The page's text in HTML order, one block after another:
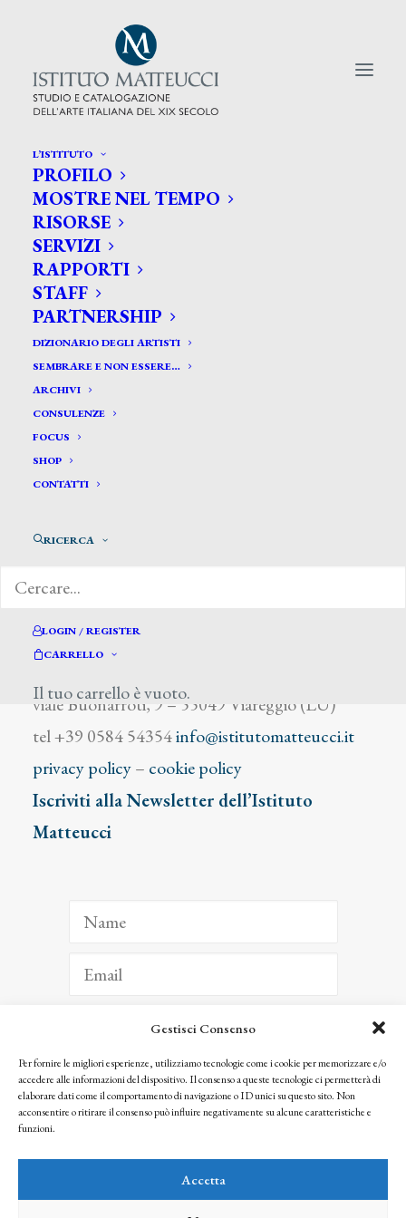
Gestisci Consenso
Per fornire le migliori esperienze, utilizziamo tecnologie come i cookie per memorizzare e/o
accedere alle informazioni del dispositivo. Il consenso a queste tecnologie ci permetterà di
elaborare dati come il comportamento di navigazione o ID unici su questo sito. Non
acconsentire o ritirare il consenso può influire negativamente su alcune caratteristiche e
funzioni.
Accetta
L’ISTITUTO
PROFILO
MOSTRE NEL TEMPO
RISORSE
SERVIZI
RAPPORTI
STAFF
PARTNERSHIP
DIZIONARIO DEGLI ARTISTI
SEMBRARE E NON ESSERE…
ARCHIVI
CONSULENZE
FOCUS
SHOP
CONTATTI
RICERCA
LOGIN / REGISTER
CARRELLO
Il tuo carrello è vuoto.
CERCA TRA GLI ARTISTI:
Search
for:
Juon D.
viale Buonarroti, 9 – 55049 Viareggio (LU)
tel +39 0584 54354info@istitutomatteucci.it
privacy policy– cookie policy
Iscriviti alla Newsletter dell’Istituto
Matteucci
ISCRIVITI
Facendo clic per iscriverti, riconosci che le tue informazioni saranno trattate
seguendo la nostra Privacy Policy
© 2025 Istituto Matteucci. All right reserved
l’autorizzazione scritta dei proprietari dei diritti e dell’Istituto Matteucci